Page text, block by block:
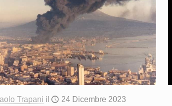
Trapani il 24 Dicembre 2023